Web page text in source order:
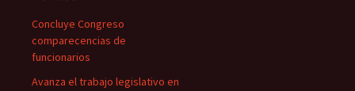
Concluye Congreso
comparecencias de
funcionarios
Avanza el trabajo legislativo en